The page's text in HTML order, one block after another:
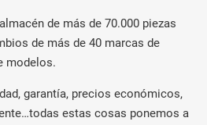
de más de 70.000 piezas
de más de 40 marcas de
modelos.
garantía, precios económicos,
estas cosas ponemos a